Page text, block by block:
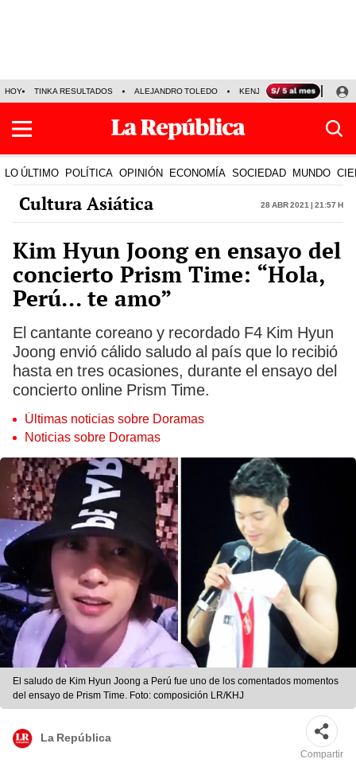
HOY TINKA RESULTADOS ALEJANDRO TOLEDO KENJI FUJIMORI
LO ÚLTIMO POLÍTICA OPINIÓN ECONOMÍA SOCIEDAD MUNDO
Cultura Asiática 28 Abr 2021 | 21:57 h
Kim Hyun Joong en ensayo del
concierto Prism Time: “Hola,
Perú... te amo”
El cantante coreano y recordado F4 Kim Hyun
Joong envió cálido saludo al país que lo recibió
hasta en tres ocasiones, durante el ensayo del
concierto online Prism Time.
Últimas noticias sobre Doramas
Noticias sobre Doramas
El saludo de Kim Hyun Joong a Perú fue uno de los comentados momentos
del ensayo de Prism Time. Foto: composición LR/KHJ
La República
Compartir